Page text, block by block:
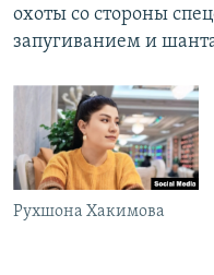
охоты со стороны
запугиванием и
Рухшона Хакимова